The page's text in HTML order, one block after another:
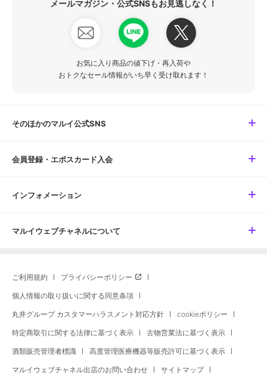
メールマガジン・公式SNSもお見逃しなく！
お気に入り商品の値下げ・再入荷や
おトクなセール情報がいち早く受け取れます！
そのほかのマルイ公式SNS
会員登録・エポスカード入会
インフォメーション
マルイウェブチャネルについて
ご利用規約 プライバシーポリシー
個人情報の取り扱いに関する同意条項
丸井グループ カスタマーハラスメント対応方針 cookieポリシー
特定商取引に関する法律に基づく表示 古物営業法に基づく表示
酒類販売管理者標識 高度管理医療機器等販売許可に基づく表示
マルイウェブチャネル出店のお問い合わせ サイトマップ